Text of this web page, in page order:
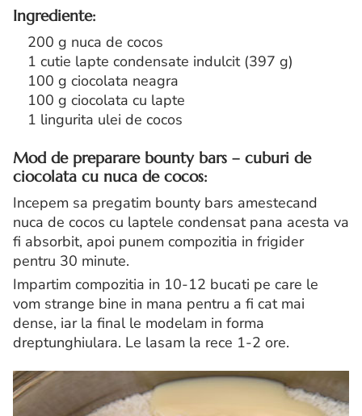
Ingrediente:
200 g nuca de cocos
1 cutie lapte condensate indulcit (397 g)
100 g ciocolata neagra
100 g ciocolata cu lapte
1 lingurita ulei de cocos
Mod de preparare bounty bars – cuburi de
ciocolata cu nuca de cocos:
Incepem sa pregatim bounty bars amestecand
nuca de cocos cu laptele condensat pana acesta va
fi absorbit, apoi punem compozitia in frigider
pentru 30 minute.
Impartim compozitia in 10-12 bucati pe care le
vom strange bine in mana pentru a fi cat mai
dense, iar la final le modelam in forma
dreptunghiulara. Le lasam la rece 1-2 ore.